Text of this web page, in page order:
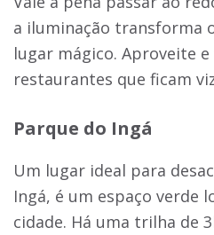
a iluminação transforma
lugar mágico. Aproveite
restaurantes que ficam
Parque do Ingá
Um lugar ideal para
Ingá, é um espaço verde
cidade. Há uma trilha de